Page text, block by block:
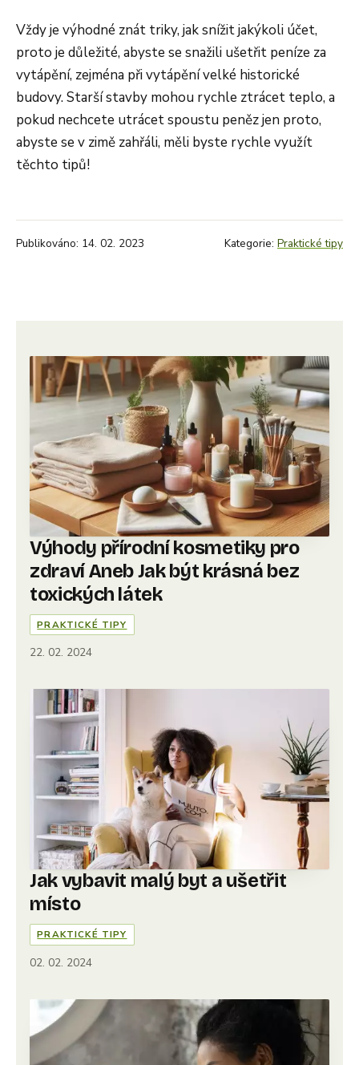
Vždy je výhodné znát triky, jak snížit jakýkoli účet,
proto je důležité, abyste se snažili ušetřit peníze za
vytápění, zejména při vytápění velké historické
budovy. Starší stavby mohou rychle ztrácet teplo, a
pokud nechcete utrácet spoustu peněz jen proto,
abyste se v zimě zahřáli, měli byste rychle využít
těchto tipů!
Publikováno: 14. 02. 2023 Kategorie: Praktické tipy
Výhody přírodní kosmetiky pro
zdraví Aneb Jak být krásná bez
toxických látek
PRAKTICKÉ TIPY
22. 02. 2024
Jak vybavit malý byt a ušetřit
místo
PRAKTICKÉ TIPY
02. 02. 2024